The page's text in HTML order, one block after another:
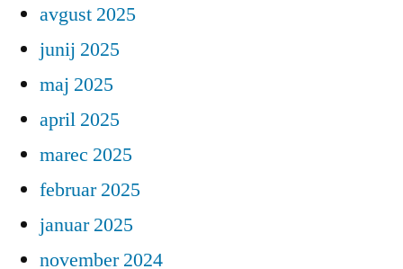
avgust 2025
junij 2025
maj 2025
april 2025
marec 2025
februar 2025
januar 2025
november 2024